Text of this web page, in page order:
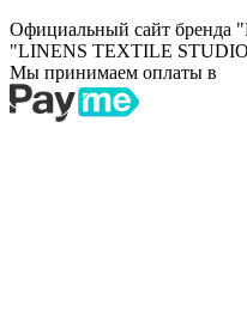
Официальный сайт бренда
"LINENS TEXTILE
Мы принимаем оплаты в